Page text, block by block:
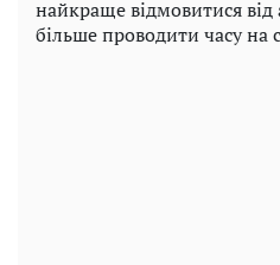
найкраще відмовитися від
більше проводити часу на